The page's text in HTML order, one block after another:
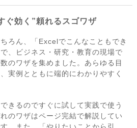
ぐ効く”頼れるスゴワザ
ろん、「Excelでこんなこともでき
、ビジネス・研究・教育の現場で
のワザを集めました。あらゆる目
実例とともに端的にわかりやすく
きるのですぐに試して実践で使う
のワザはページ完結で解説してい
。また、「やりたいことから引